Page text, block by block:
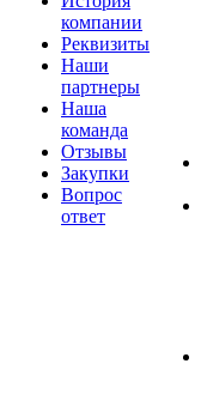
компании
Реквизиты
Наши
партнеры
Наша
команда
Отзывы
Закупки
Вопрос
ответ